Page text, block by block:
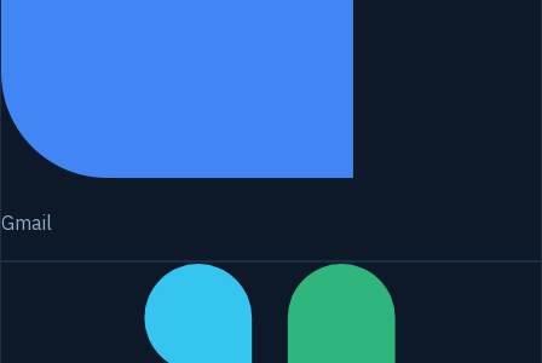
Gmail